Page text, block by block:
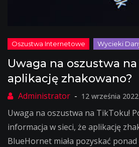
Uwaga na oszustwa
aplikację zhakowano?
12 września 2022
Uwaga na oszustwa na TikToku!
informacja w sieci, że aplikację
BlueHornet miała pozyskać